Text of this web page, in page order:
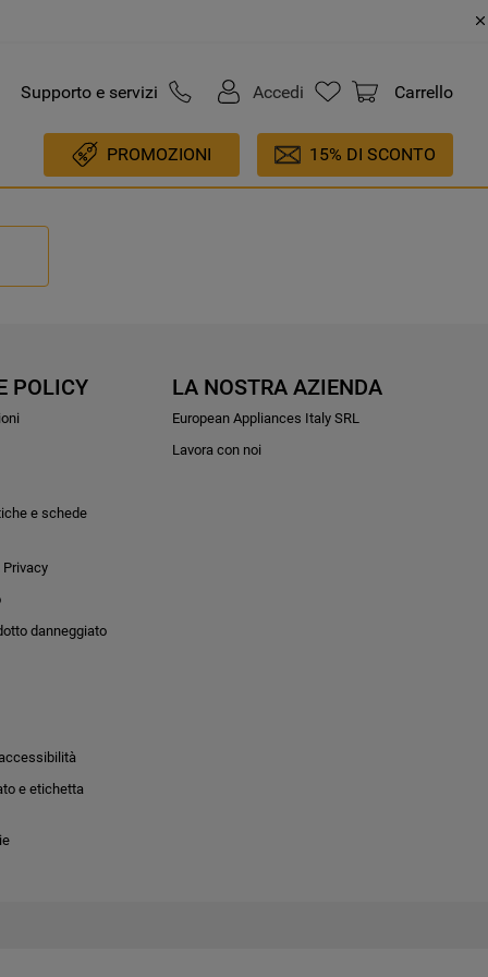
Supporto e servizi Accedi Carrello
PROMOZIONI 15% DI SCONTO
POLICY
e schede
danneggiato
e etichetta
LA NOSTRA AZIENDA
European Appliances Italy SRL
Lavora con noi